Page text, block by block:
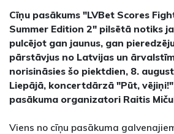
Cīņu pasākums "LVBet Scores
Summer Edition 2" pilsētā notiks
pulcējot gan jaunus, gan
pārstāvjus no Latvijas un
norisināsies šo piektdien, 8.
Liepājā, koncertdārzā "Pūt,
pasākuma organizatori Raitis
Viens no cīņu pasākuma